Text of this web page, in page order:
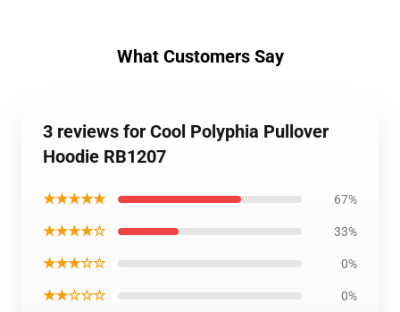
What Customers Say
3 reviews for Cool Polyphia Pullover
Hoodie RB1207
★★★★★ 67%
★★★★☆ 33%
★★★☆☆ 0%
★★☆☆☆ 0%